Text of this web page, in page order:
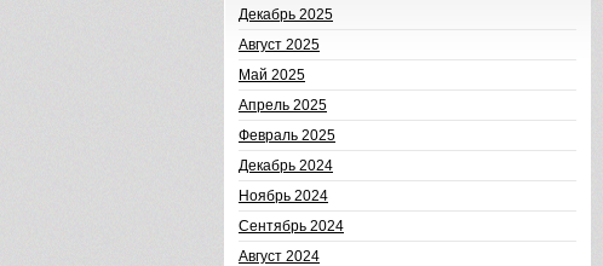
Декабрь 2025
Август 2025
Май 2025
Апрель 2025
Февраль 2025
Декабрь 2024
Ноябрь 2024
Сентябрь 2024
Август 2024